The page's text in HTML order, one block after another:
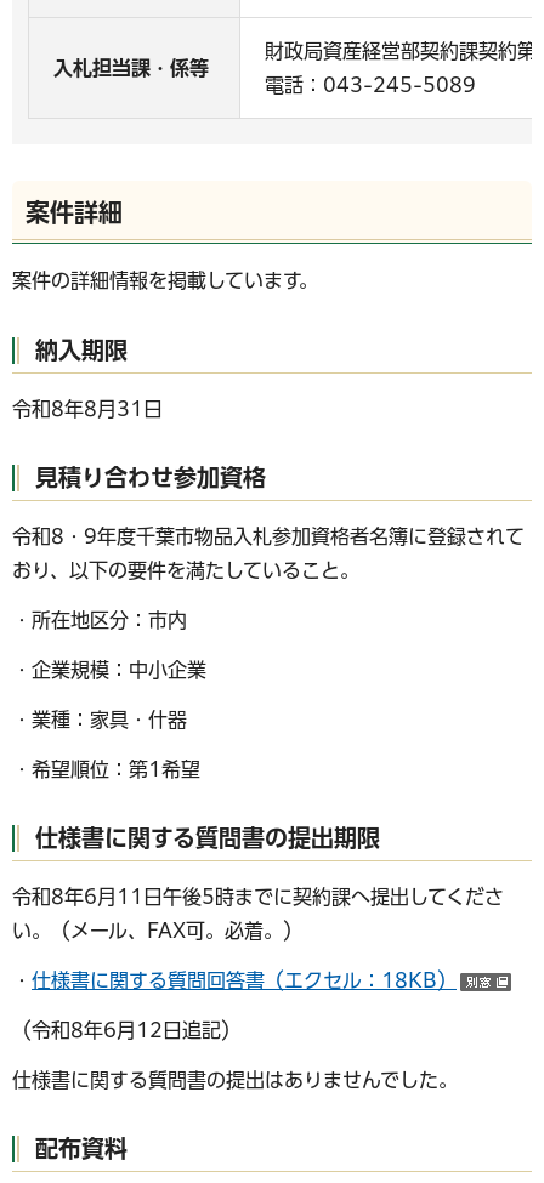
入札担当課・係等
財政局資産経営部契約課契約第
電話：043-245-5089
案件詳細
案件の詳細情報を掲載しています。
納入期限
令和8年8月31日
見積り合わせ参加資格
令和8・9年度千葉市物品入札参加資格者名簿に登録されて
おり、以下の要件を満たしていること。
・所在地区分：市内
・企業規模：中小企業
・業種：家具・什器
・希望順位：第1希望
仕様書に関する質問書の提出期限
令和8年6月11日午後5時までに契約課へ提出してくださ
い。（メール、FAX可。必着。）
・ 仕様書に関する質問回答書（エクセル：18KB）
（令和8年6月12日追記）
仕様書に関する質問書の提出はありませんでした。
配布資料